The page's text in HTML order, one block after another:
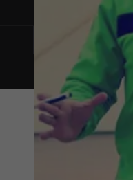
Código de Conduta